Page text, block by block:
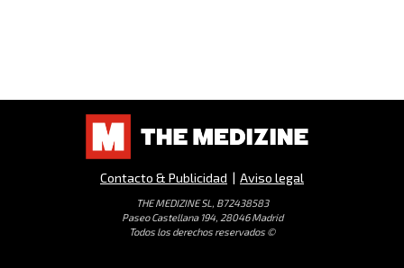
Contacto & Publicidad | Aviso legal
THE MEDIZINE SL, B72438583
Paseo Castellana 194, 28046 Madrid
Todos los derechos reservados ©